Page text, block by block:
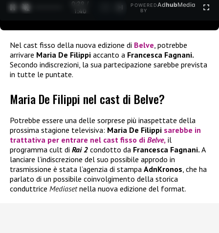
0:30 /
1:40
POWERED
BY
AdhubMedia
Nel cast fisso della nuova edizione di Belve , potrebbe
arrivare Maria De Filippi accanto a Francesca Fagnani.
Secondo indiscrezioni, la sua partecipazione sarebbe prevista
in tutte le puntate.
Maria De Filippi nel cast di Belve?
Potrebbe essere una delle sorprese più inaspettate della
prossima stagione televisiva: Maria De Filippi sarebbe in
trattativa per entrare nel cast fisso di Belve, il
programma cult di Rai 2 condotto da Francesca Fagnani. A
lanciare l’indiscrezione del suo possibile approdo in
trasmissione è stata l’agenzia di stampa AdnKronos, che ha
parlato di un possibile coinvolgimento della storica
conduttrice Mediasetnella nuova edizione del format.